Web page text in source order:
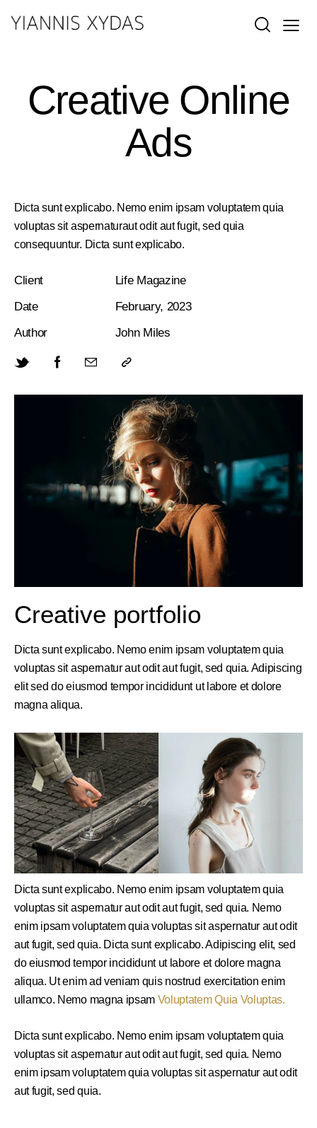
Creative Online
Ads
Dicta sunt explicabo. Nemo enim ipsam voluptatem quia
voluptas sit aspernaturaut odit aut fugit, sed quia
consequuntur. Dicta sunt explicabo.
Client
Life Magazine
Date
February, 2023
Author
John Miles
Creative portfolio
Dicta sunt explicabo. Nemo enim ipsam voluptatem quia
voluptas sit aspernatur aut odit aut fugit, sed quia. Adipiscing
elit sed do eiusmod tempor incididunt ut labore et dolore
magna aliqua.
Dicta sunt explicabo. Nemo enim ipsam voluptatem quia
voluptas sit aspernatur aut odit aut fugit, sed quia. Nemo
enim ipsam voluptatem quia voluptas sit aspernatur aut odit
aut fugit, sed quia. Dicta sunt explicabo. Adipiscing elit, sed
do eiusmod tempor incididunt ut labore et dolore magna
aliqua. Ut enim ad veniam quis nostrud exercitation enim
ullamco. Nemo magna ipsam Voluptatem Quia Voluptas.
Dicta sunt explicabo. Nemo enim ipsam voluptatem quia
voluptas sit aspernatur aut odit aut fugit, sed quia. Nemo
enim ipsam voluptatem quia voluptas sit aspernatur aut odit
aut fugit, sed quia.